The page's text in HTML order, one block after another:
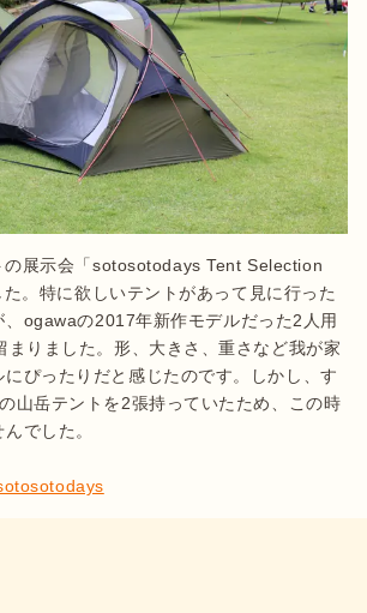
の展示会「sotosotodays Tent Selection
。特に欲しいテントがあって見に行った
ogawaの2017年新作モデルだった2人用
まりました。形、大きさ、重さなど我が家
ぴったりだと感じたのです。しかし、す
山岳テントを2張持っていたため、この時
でした。